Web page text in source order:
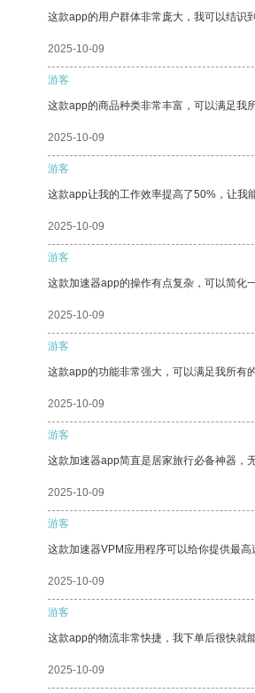
这款app的用户群体非常庞大，我可以结识
2025-10-09
游客
这款app的商品种类非常丰富，可以满足我
2025-10-09
游客
这款app让我的工作效率提高了50%，让我
2025-10-09
游客
这款加速器app的操作有点复杂，可以简化
2025-10-09
游客
这款app的功能非常强大，可以满足我所有
2025-10-09
游客
这款加速器app简直是居家旅行必备神器，
2025-10-09
游客
这款加速器VPM应用程序可以给你提供最高
2025-10-09
游客
这款app的物流非常快捷，我下单后很快就
2025-10-09